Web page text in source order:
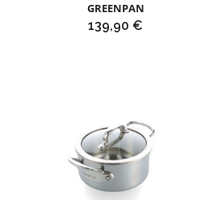
GREENPAN
Prix
139,90 €